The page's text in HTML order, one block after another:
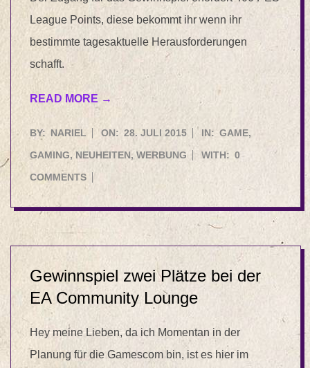
League Points, diese bekommt ihr wenn ihr
bestimmte tagesaktuelle Herausforderungen
schafft.
READ MORE →
2015-
07-
28
BY: NARIEL ON: 28. JULI 2015 IN: GAME,
GAMING, NEUHEITEN,WERBUNG WITH: 0
COMMENTS
Gewinnspiel zwei Plätze bei der
EA Community Lounge
Hey meine Lieben, da ich Momentan in der
Planung für die Gamescom bin, ist es hier im